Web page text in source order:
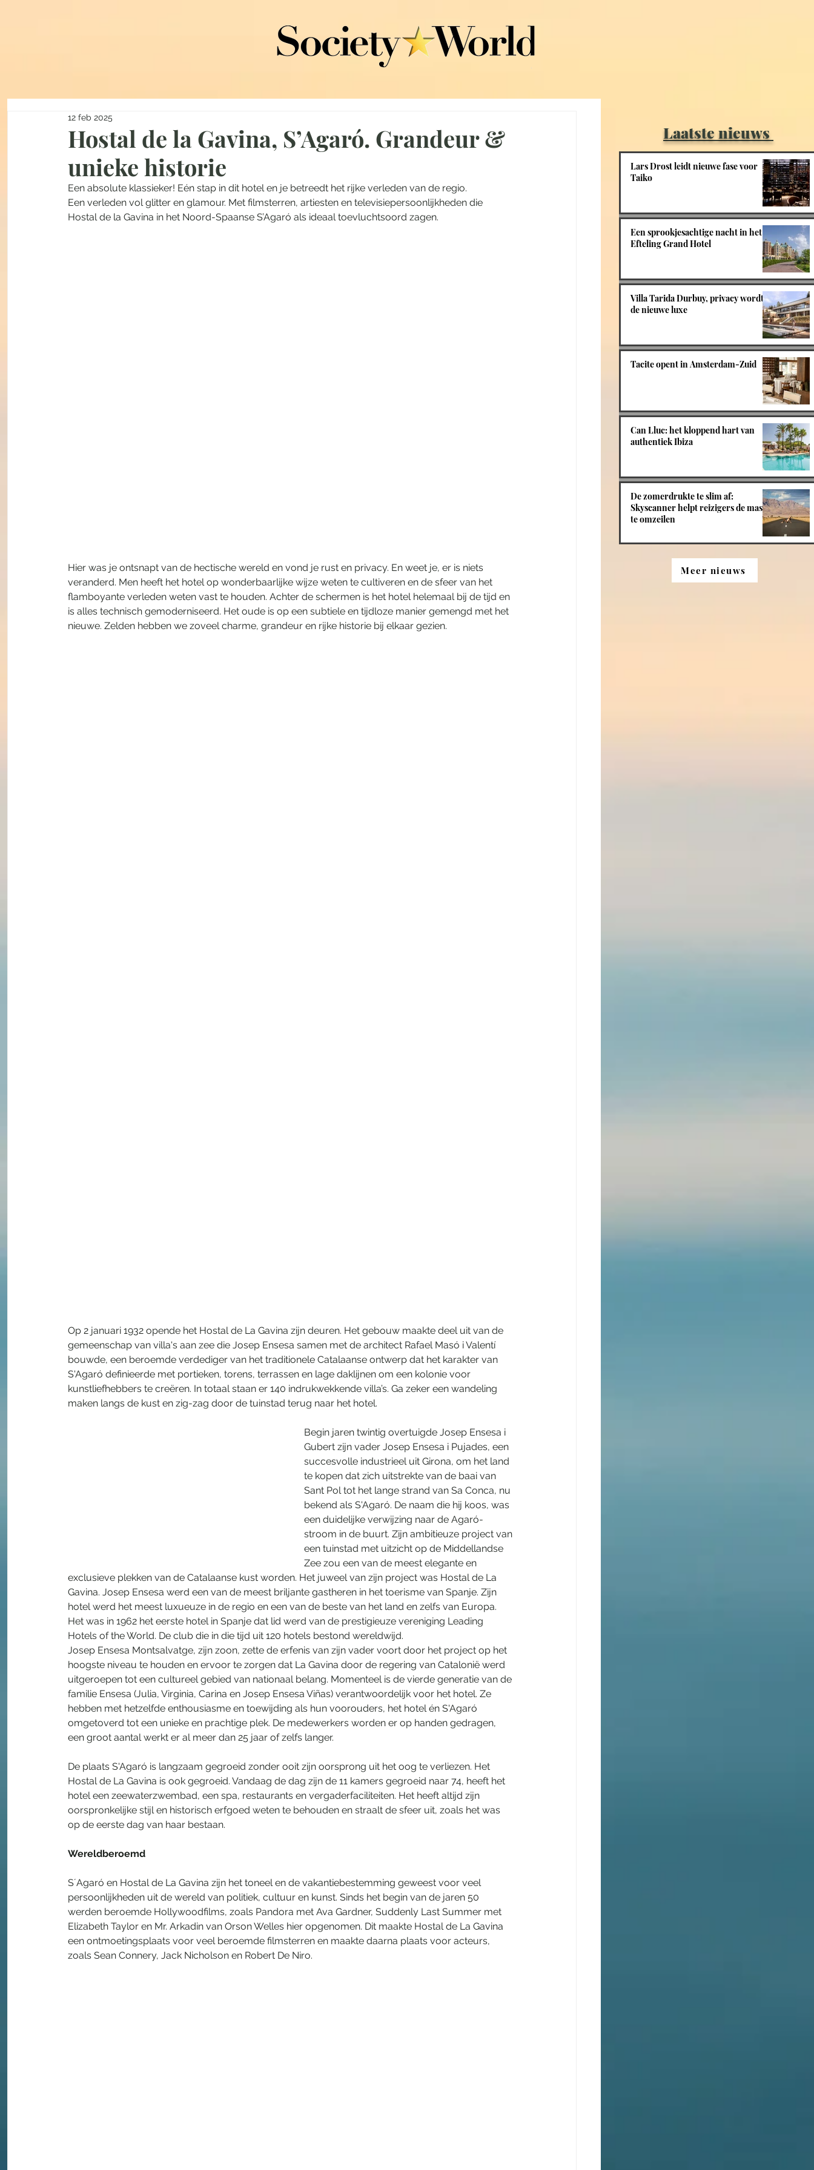
Hostal de la Gavina, S’Agaró. Grandeur &
unieke historie
12 feb 2025
Een absolute klassieker! Eén stap in dit hotel en je betreedt het rijke verleden van de regio.
Een verleden vol glitter en glamour. Met filmsterren, artiesten en televisiepersoonlijkheden die
Hostal de la Gavina in het Noord-Spaanse S’Agaró als ideaal toevluchtsoord zagen.
Hier was je ontsnapt van de hectische wereld en vond je rust en privacy. En weet je, er is niets
veranderd. Men heeft het hotel op wonderbaarlijke wijze weten te cultiveren en de sfeer van het
flamboyante verleden weten vast te houden. Achter de schermen is het hotel helemaal bij de tijd en
is alles technisch gemoderniseerd. Het oude is op een subtiele en tijdloze manier gemengd met het
nieuwe. Zelden hebben we zoveel charme, grandeur en rijke historie bij elkaar gezien.
Op 2 januari 1932 opende het Hostal de La Gavina zijn deuren. Het gebouw maakte deel uit van de
gemeenschap van villa's aan zee die Josep Ensesa samen met de architect Rafael Masó i Valentí
bouwde, een beroemde verdediger van het traditionele Catalaanse ontwerp dat het karakter van
S'Agaró definieerde met portieken, torens, terrassen en lage daklijnen om een ​​kolonie voor
kunstliefhebbers te creëren. In totaal staan er 140 indrukwekkende villa’s. Ga zeker een wandeling
maken langs de kust en zig-zag door de tuinstad terug naar het hotel.
Begin jaren twintig overtuigde Josep Ensesa i
Gubert zijn vader Josep Ensesa i Pujades, een
succesvolle industrieel uit Girona, om het land
te kopen dat zich uitstrekte van de baai van
Sant Pol tot het lange strand van Sa Conca, nu
bekend als S'Agaró. De naam die hij koos, was
een duidelijke verwijzing naar de Agaró-
stroom in de buurt. Zijn ambitieuze project van
een tuinstad met uitzicht op de Middellandse
Zee zou een van de meest elegante en
exclusieve plekken van de Catalaanse kust worden. Het juweel van zijn project was Hostal de La
Gavina. Josep Ensesa werd een van de meest briljante gastheren in het toerisme van Spanje. Zijn
hotel werd het meest luxueuze in de regio en een van de beste van het land en zelfs van Europa.
Het was in 1962 het eerste hotel in Spanje dat lid werd van de prestigieuze vereniging Leading
Hotels of the World. De club die in die tijd uit 120 hotels bestond wereldwijd.
Josep Ensesa Montsalvatge, zijn zoon, zette de erfenis van zijn vader voort door het project op het
hoogste niveau te houden en ervoor te zorgen dat La Gavina door de regering van Catalonië werd
uitgeroepen tot een cultureel gebied van nationaal belang. Momenteel is de vierde generatie van de
familie Ensesa (Julia, Virginia, Carina en Josep Ensesa Viñas) verantwoordelijk voor het hotel. Ze
hebben met hetzelfde enthousiasme en toewijding als hun voorouders, het hotel én S'Agaró
omgetoverd tot een unieke en prachtige plek. De medewerkers worden er op handen gedragen,
een groot aantal werkt er al meer dan 25 jaar of zelfs langer.
De plaats S'Agaró is langzaam gegroeid zonder ooit zijn oorsprong uit het oog te verliezen. Het
Hostal de La Gavina is ook gegroeid. Vandaag de dag zijn de 11 kamers gegroeid naar 74, heeft het
hotel een zeewaterzwembad, een spa, restaurants en vergaderfaciliteiten. Het heeft altijd zijn
oorspronkelijke stijl en historisch erfgoed weten te behouden en straalt de sfeer uit, zoals het was
op de eerste dag van haar bestaan.
Wereldberoemd
S´Agaró en Hostal de La Gavina zijn het toneel en de vakantiebestemming geweest voor veel
persoonlijkheden uit de wereld van politiek, cultuur en kunst. Sinds het begin van de jaren 50
werden beroemde Hollywoodfilms, zoals Pandora met Ava Gardner, Suddenly Last Summer met
Elizabeth Taylor en Mr. Arkadin van Orson Welles hier opgenomen. Dit maakte Hostal de La Gavina
een ontmoetingsplaats voor veel beroemde filmsterren en maakte daarna plaats voor acteurs,
zoals Sean Connery, Jack Nicholson en Robert De Niro.
Laatste nieuws
Lars Drost leidt nieuwe fase voor
Taiko
Een sprookjesachtige nacht in het
Efteling Grand Hotel
Villa Tarida Durbuy, privacy wordt
de nieuwe luxe
Tacite opent in Amsterdam-Zuid
Can Lluc: het kloppend hart van
authentiek Ibiza
De zomerdrukte te slim af:
Skyscanner helpt reizigers de massa
te omzeilen
Meer nieuws